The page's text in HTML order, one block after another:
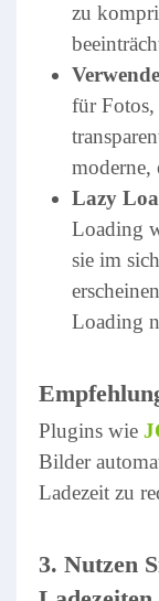
zu
für
Lazy
Loading
sie im
Loading
Plugins wie
Bilder
Ladezeit zu
3. Nutzen